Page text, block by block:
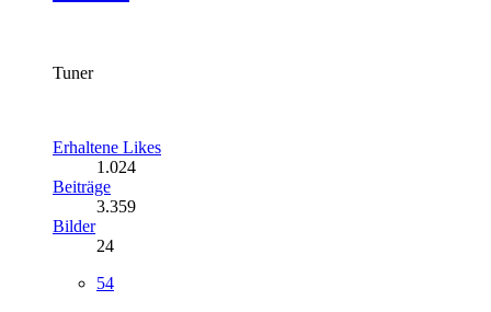
Tuner
Erhaltene Likes
1.024
Beiträge
3.359
Bilder
24
54